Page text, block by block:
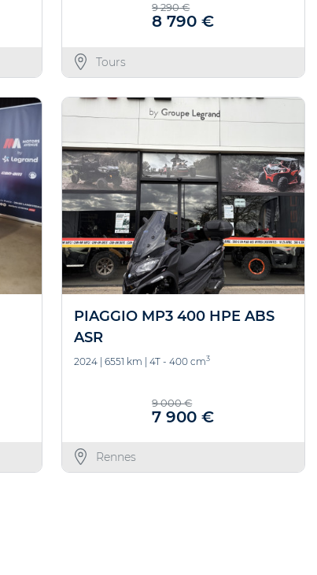
9 290 €
8 790 €
Tours
PIAGGIO MP3 400 HPE ABS
ASR
2024| 6551 km 4T - 400 cm3
9 000 €
7 900 €
Rennes